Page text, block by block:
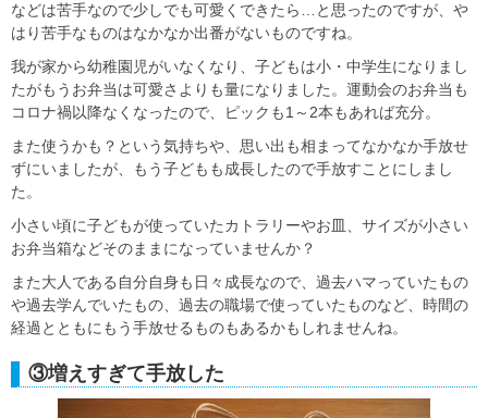
などは苦手なので少しでも可愛くできたら…と思ったのですが、や
はり苦手なものはなかなか出番がないものですね。
我が家から幼稚園児がいなくなり、子どもは小・中学生になりまし
たがもうお弁当は可愛さよりも量になりました。運動会のお弁当も
コロナ禍以降なくなったので、ピックも1～2本もあれば充分。
また使うかも？という気持ちや、思い出も相まってなかなか手放せ
ずにいましたが、もう子どもも成長したので手放すことにしまし
た。
小さい頃に子どもが使っていたカトラリーやお皿、サイズが小さい
お弁当箱などそのままになっていませんか？
また大人である自分自身も日々成長なので、過去ハマっていたもの
や過去学んでいたもの、過去の職場で使っていたものなど、時間の
経過とともにもう手放せるものもあるかもしれませんね。
③増えすぎて手放した